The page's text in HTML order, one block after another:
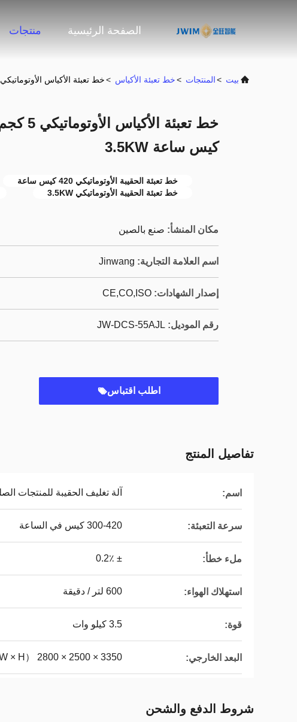
الصفحة الرئيسية منتجات
بيت >المنتجات >خط تعبئة الأكياس >خط تعبئة الأكياس الأوتوماتيكي 5 كجم آلة تعبئة الأكياس 420 كيس ساعة 3.5KW
كيس ساعة 3.5KW
خط تعبئة الحقيبة الأوتوماتيكي 420 كيس ساعة
خط تعبئة الحقيبة الأوتوماتيكي 3.5KW
مكان المنشأ: صنع بالصين
اسم العلامة التجارية: Jinwang
إصدار الشهادات: CE,CO,ISO
رقم الموديل: JW-DCS-55AJL
اطلب اقتباس
تفاصيل المنتج
اسم: آلة تغليف الحقيبة للمنتجات الصلبة 5-25
سرعة التعبئة: 300-420 كيس في الساعة
ملء خطأ: ± 0.2٪
استهلاك الهواء: 600 لتر / دقيقة
قوة: 3.5 كيلو وات
البعد الخارجي: 3350 × 2500 × 2800 （L × W × H） mm الجهاز الرئيسي
شروط الدفع والشحن